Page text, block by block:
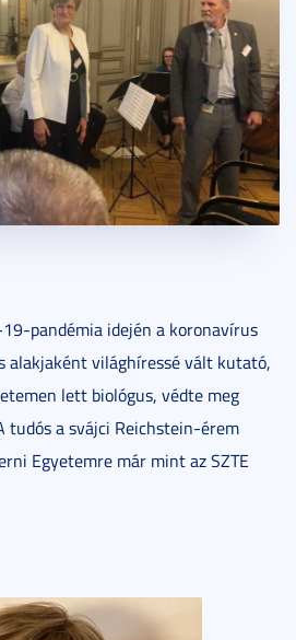
pandémia idején a koronavírus
alakjaként világhíressé vált kutató,
lett biológus, védte meg
tudós a svájci Reichstein-érem
Egyetemre már mint az SZTE